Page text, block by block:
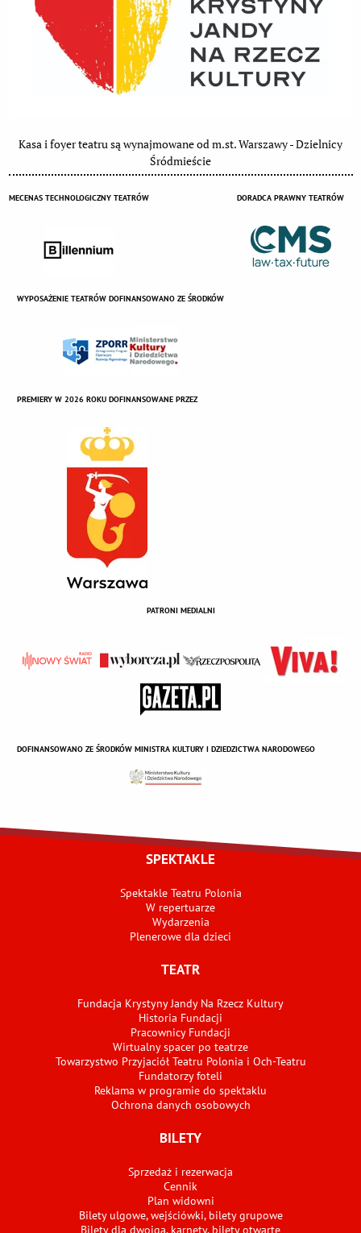
Kasa i foyer teatru są wynajmowane od m.st. Warszawy - Dzielnicy
Śródmieście
MECENAS TECHNOLOGICZNY TEATRÓW DORADCA PRAWNY TEATRÓW
WYPOSAŻENIE TEATRÓW DOFINANSOWANO ZE ŚRODKÓW
PREMIERY W 2026 ROKU DOFINANSOWANE PRZEZ
PATRONI MEDIALNI
DOFINANSOWANO ZE ŚRODKÓW MINISTRA KULTURY I DZIEDZICTWA NARODOWEGO
SPEKTAKLE
Spektakle Teatru Polonia
W repertuarze
Wydarzenia
Plenerowe dla dzieci
TEATR
Fundacja Krystyny Jandy Na Rzecz Kultury
Historia Fundacji
Pracownicy Fundacji
Wirtualny spacer po teatrze
Towarzystwo Przyjaciół Teatru Polonia i Och-Teatru
Fundatorzy foteli
Reklama w programie do spektaklu
Ochrona danych osobowych
BILETY
Sprzedaż i rezerwacja
Cennik
Plan widowni
Bilety ulgowe, wejściówki, bilety grupowe
Bilety dla dwojga, karnety, bilety otwarte